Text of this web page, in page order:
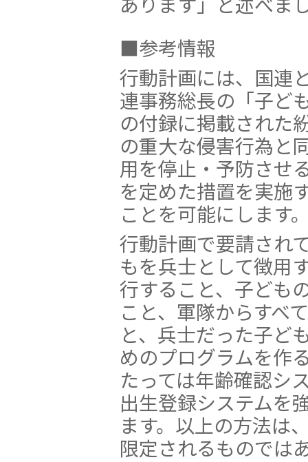
■参考情報
行動計画には、国連
連事務総長の「子ど
の付録に掲載された
の重大な侵害行為と
用を停止・予防させ
を定めた措置を実施
ことを可能にします
行動計画で要請され
もを兵士として徴用
行すること、子ども
こと、軍隊からすべ
と、兵士だった子ど
めのプログラムを作
たっては年齢確認シ
出生登録システムを
ます。以上の方法は
限定されるものでは